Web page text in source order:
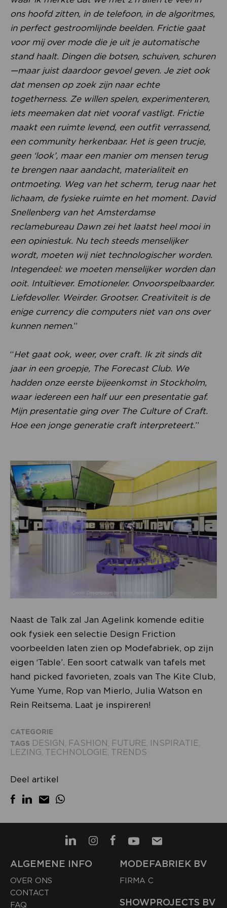
ons hoofd zitten, in de telefoon, in de algoritmes,
in perfect gestroomlijnde beelden. Frictie gaat
voor mij over mode die je uit je automatische
stand haalt. Dingen die botsen, schuiven, schuren
—maar juist daardoor gevoel geven. Je ziet ook
dat mensen op zoek zijn naar echte
togetherness. Ze willen spelen, experimenteren,
iets meemaken dat niet vooraf vastligt. Frictie
maakt een ruimte levend, een outfit verrassend,
een community herkenbaar. Het is geen trucje,
geen ‘look’, maar een manier om mensen terug
te brengen naar aandacht, materialiteit en
ontmoeting. Weg van het scherm, terug naar het
lichaam, de fysieke ruimte en het moment. David
Snellenberg van het Amsterdamse
reclamebureau Dawn zei het laatst heel mooi in
een opiniestuk. Nu tech steeds menselijker
wordt, moeten wij niet technologischer worden.
Integendeel: we moeten menselijker worden dan
ooit. Intuïtiever. Emotioneler. Onvoorspelbaarder.
Liefdevoller. Weirder. Grootser. Creativiteit is de
enige currency die computers niet van ons over
kunnen nemen.”
“Het gaat ook, weer, over craft. Ik zit sinds dit
jaar in een groepje, The Forecast Club. We
hadden onze eerste bijeenkomst in Stockholm,
waar iedereen een half uur een presentatie gaf.
Mijn presentatie ging over The Culture of Craft.
Hoe een jonge generatie craft interpreteert.”
Naast de Talk zal Jan Agelink komende editie
ook fysiek een selectie Design Friction
voorbeelden laten zien op Modefabriek, op zijn
eigen ‘Table’. Een soort catwalk van tafels met
hand picked favorieten, zoals van The Kite Club,
Yume Yume, Rop van Mierlo, Julia Watson en
Rein Reitsema. Laat je inspireren!
CATEGORIE
TAGS DESIGN , FASHION , FUTURE, INSPIRATIE,
LEZING, TECHNOLOGIE, TRENDS
Deel artikel
ALGEMENE INFO
OVER ONS
CONTACT
FAQ
MODEFABRIEK BV
FIRMA C
SHOWPROJECTS BV